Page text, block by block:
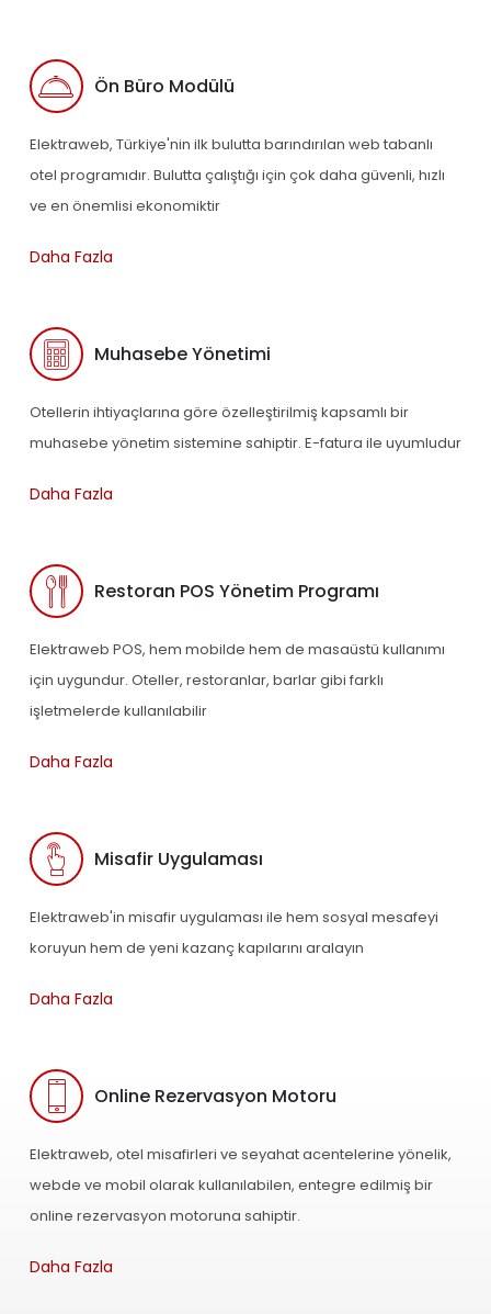
Ön Büro Modülü
Elektraweb, Türkiye'nin ilk bulutta barındırılan web tabanlı
otel programıdır. Bulutta çalıştığı için çok daha güvenli, hızlı
ve en önemlisi ekonomiktir
Daha Fazla
Muhasebe Yönetimi
Otellerin ihtiyaçlarına göre özelleştirilmiş kapsamlı bir
muhasebe yönetim sistemine sahiptir. E-fatura ile uyumludur
Daha Fazla
Restoran POS Yönetim Programı
Elektraweb POS, hem mobilde hem de masaüstü kullanımı
için uygundur. Oteller, restoranlar, barlar gibi farklı
işletmelerde kullanılabilir
Daha Fazla
Misafir Uygulaması
Elektraweb'in misafir uygulaması ile hem sosyal mesafeyi
koruyun hem de yeni kazanç kapılarını aralayın
Daha Fazla
Online Rezervasyon Motoru
Elektraweb, otel misafirleri ve seyahat acentelerine yönelik,
webde ve mobil olarak kullanılabilen, entegre edilmiş bir
online rezervasyon motoruna sahiptir.
Daha Fazla